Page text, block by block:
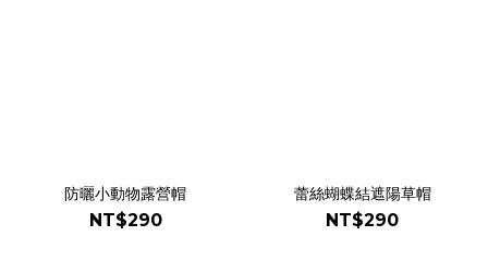
防曬小動物露營帽
NT$290
蕾絲蝴蝶結遮陽草帽
NT$290